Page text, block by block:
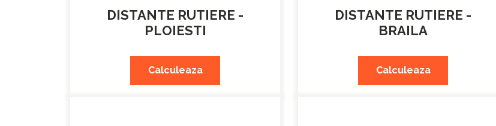
DISTANTE RUTIERE -
PLOIESTI
Calculeaza
DISTANTE RUTIERE -
BRAILA
Calculeaza